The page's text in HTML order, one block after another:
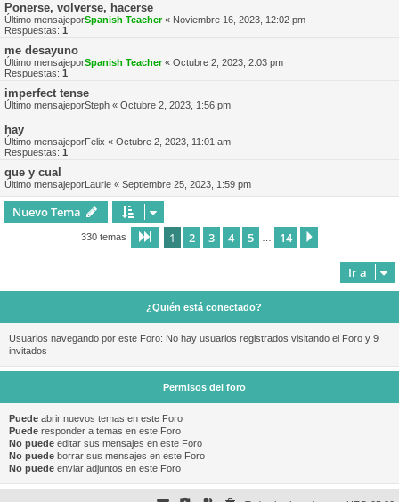
Ponerse, volverse, hacerse
Último mensajeporSpanish Teacher« Noviembre 16, 2023, 12:02 pm
Respuestas: 1
me desayuno
Último mensajeporSpanish Teacher« Octubre 2, 2023, 2:03 pm
Respuestas: 1
imperfect tense
Último mensajeporSteph « Octubre 2, 2023, 1:56 pm
hay
Último mensajeporFelix « Octubre 2, 2023, 11:01 am
Respuestas: 1
que y cual
Último mensajeporLaurie « Septiembre 25, 2023, 1:59 pm
Nuevo Tema
330 temas Página de 14
1 2 3 4 5 14
Ir a
¿Quién está conectado?
Usuarios navegando por este Foro: No hay usuarios registrados visitando el Foro y 9
invitados
Permisos del foro
Puede abrir nuevos temas en este Foro
Puede responder a temas en este Foro
No puede editar sus mensajes en este Foro
No puede borrar sus mensajes en este Foro
No puede enviar adjuntos en este Foro